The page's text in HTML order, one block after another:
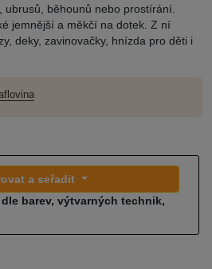
běhounů nebo prostírání.
jemnější a měkčí na dotek. Z ní
deky, zavinovačky, hnízda pro děti i
a seřadit
dle barev, výtvarných technik,